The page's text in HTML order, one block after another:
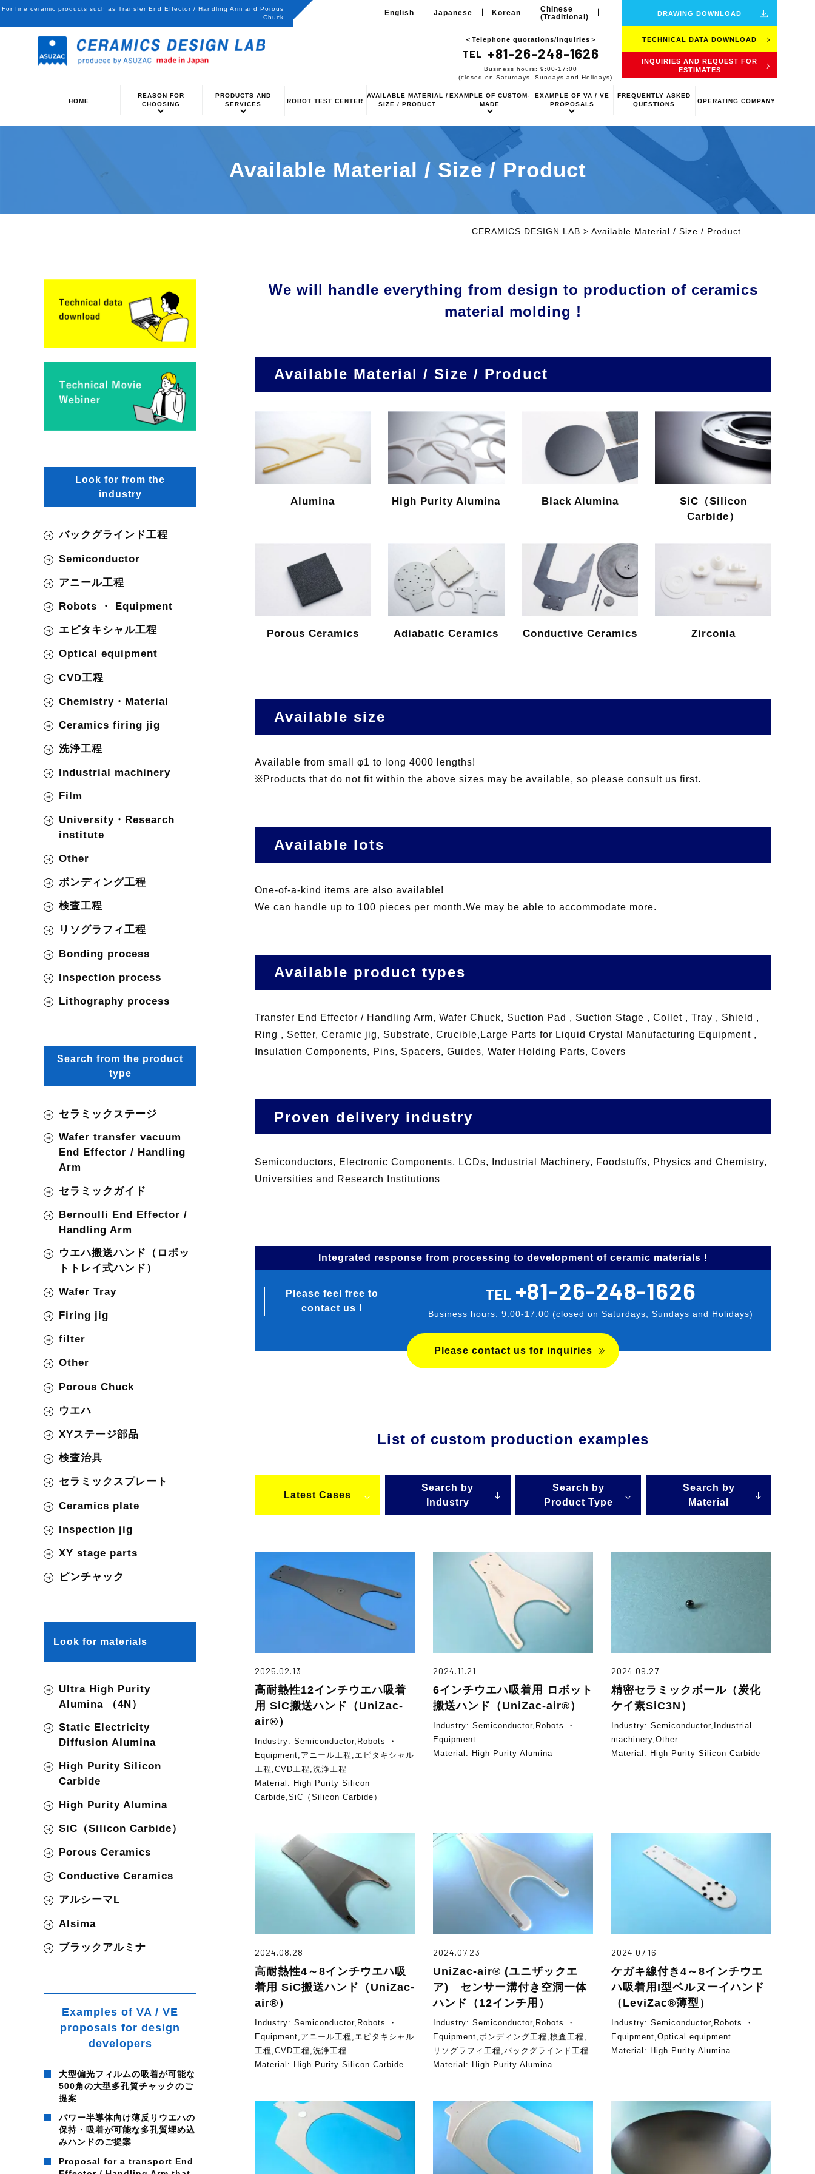
For fine ceramic products such as Transfer End Effector / Handling Arm and Porous
Chuck
English Japanese Korean
Chinese
(Traditional)
＜Telephone quotations/inquiries＞
TEL +81-26-248-1626
Business hours: 9:00-17:00
(closed on Saturdays, Sundays and Holidays)
DRAWING DOWNLOAD
TECHNICAL DATA DOWNLOAD
INQUIRIES AND REQUEST FOR
ESTIMATES
HOME
REASON FOR
CHOOSING
PRODUCTS AND
SERVICES
ROBOT TEST CENTER
AVAILABLE MATERIAL /
SIZE / PRODUCT
EXAMPLE OF CUSTOM-
MADE
EXAMPLE OF VA / VE
PROPOSALS
FREQUENTLY ASKED
QUESTIONS
OPERATING COMPANY
Available Material / Size / Product
CERAMICS DESIGN LAB > Available Material / Size / Product
We will handle everything from design to production of ceramics
material molding !
Available Material / Size / Product
Alumina High Purity Alumina Black Alumina
SiC（Silicon
Carbide）
Porous Ceramics Adiabatic Ceramics Conductive Ceramics Zirconia
Available size
Available from small φ1 to long 4000 lengths!
※Products that do not fit within the above sizes may be available, so please consult us first.
Available lots
One-of-a-kind items are also available!
We can handle up to 100 pieces per month.We may be able to accommodate more.
Available product types
Transfer End Effector / Handling Arm, Wafer Chuck, Suction Pad , Suction Stage , Collet , Tray , Shield ,
Ring , Setter, Ceramic jig, Substrate, Crucible,Large Parts for Liquid Crystal Manufacturing Equipment ,
Insulation Components, Pins, Spacers, Guides, Wafer Holding Parts, Covers
Proven delivery industry
Semiconductors, Electronic Components, LCDs, Industrial Machinery, Foodstuffs, Physics and Chemistry,
Universities and Research Institutions
Integrated response from processing to development of ceramic materials !
Please feel free to
contact us !
TEL +81-26-248-1626
Business hours: 9:00-17:00 (closed on Saturdays, Sundays and Holidays)
Please contact us for inquiries
List of custom production examples
Latest Cases
Search by
Industry
Search by
Product Type
Search by
Material
2025.02.13
高耐熱性12インチウエハ吸着
用 SiC搬送ハンド（UniZac-
air®）
Industry: Semiconductor,Robots ・
Equipment,アニール工程,エピタキシャル
工程,CVD工程,洗浄工程
Material: High Purity Silicon
Carbide,SiC（Silicon Carbide）
2024.11.21
6インチウエハ吸着用 ロボット
搬送ハンド（UniZac-air®）
Industry: Semiconductor,Robots ・
Equipment
Material: High Purity Alumina
2024.09.27
精密セラミックボール（炭化
ケイ素SiC3N）
Industry: Semiconductor,Industrial
machinery,Other
Material: High Purity Silicon Carbide
2024.08.28
高耐熱性4～8インチウエハ吸
着用 SiC搬送ハンド（UniZac-
air®）
Industry: Semiconductor,Robots ・
Equipment,アニール工程,エピタキシャル
工程,CVD工程,洗浄工程
Material: High Purity Silicon Carbide
2024.07.23
UniZac-air® (ユニザックエ
ア) センサー溝付き空洞一体
ハンド（12インチ用）
Industry: Semiconductor,Robots ・
Equipment,ボンディング工程,検査工程,
リソグラフィ工程,バックグラインド工程
Material: High Purity Alumina
2024.07.16
ケガキ線付き4～8インチウエ
ハ吸着用I型ベルヌーイハンド
（LeviZac®薄型）
Industry: Semiconductor,Robots ・
Equipment,Optical equipment
Material: High Purity Alumina
Look for from the
industry
バックグラインド工程
Semiconductor
アニール工程
Robots ・ Equipment
エピタキシャル工程
Optical equipment
CVD工程
Chemistry・Material
Ceramics firing jig
洗浄工程
Industrial machinery
Film
University・Research
institute
Other
ボンディング工程
検査工程
リソグラフィ工程
Bonding process
Inspection process
Lithography process
Search from the product
type
セラミックステージ
Wafer transfer vacuum
End Effector / Handling
Arm
セラミックガイド
Bernoulli End Effector /
Handling Arm
ウエハ搬送ハンド（ロボッ
トトレイ式ハンド）
Wafer Tray
Firing jig
filter
Other
Porous Chuck
ウエハ
XYステージ部品
検査治具
セラミックスプレート
Ceramics plate
Inspection jig
XY stage parts
ピンチャック
Look for materials
Ultra High Purity
Alumina （4N）
Static Electricity
Diffusion Alumina
High Purity Silicon
Carbide
High Purity Alumina
SiC（Silicon Carbide）
Porous Ceramics
Conductive Ceramics
アルシーマL
Alsima
ブラックアルミナ
Examples of VA / VE
proposals for design
developers
大型偏光フィルムの吸着が可能な
500角の大型多孔質チャックのご
提案
パワー半導体向け薄反りウエハの
保持・吸着が可能な多孔質埋め込
みハンドのご提案
Proposal for a transport End